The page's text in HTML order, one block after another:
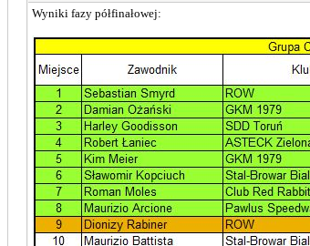
Wyniki fazy półfinałowej: